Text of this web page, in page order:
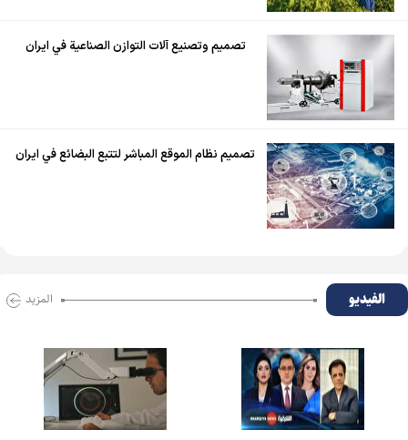
تصميم وتصنيع آلات التوازن الصناعية في ايران
تصميم نظام الموقع المباشر لتتبع البضائع في ايران
الفیدیو المزید